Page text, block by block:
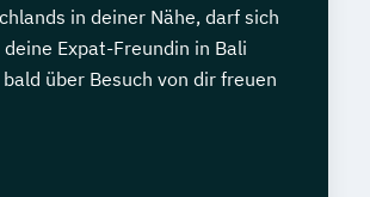
in deiner Nähe, darf sich
Expat-Freundin in Bali
über Besuch von dir freuen